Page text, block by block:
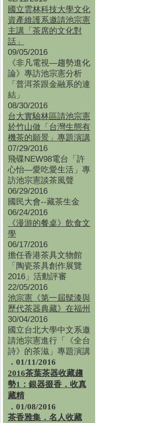
國立雲林科技大學文化
資產維護系邀請池宗憲
主講「茶席的文化對
話」
09/05/2016
《非凡電視—趨勢進化
論》專訪池宗憲分析
「普洱茶跟金融系的連
結」
08/30/2016
台大實驗林區請池宗憲
於竹山做「台灣生態有
機茶的願景」專題演講
07/29/2016
飛碟NEW98電台「許
心怡—愛吃愛生活」專
訪池宗憲談茶風聲
06/29/2016
國民大會--藏茶生金
06/24/2016
《漫游的餐桌》飲食文
學
06/17/2016
擔任香港茶具文物館
「陶瓷茶具創作展覽
2016」活動評審
22/05/2016
池宗憲《第一屆髹漆與
歷代茶器典藏》在福州
30/04/2016
國立台北大學中文系邀
請池宗憲進行「《全台
詩》的茶滋」專題演講
．01/11/2016
2016茶葉茶器收藏趨
勢1：銀器掇香．收真
藏精
．01/08/2016
茶香雅集 ． 名人收藏